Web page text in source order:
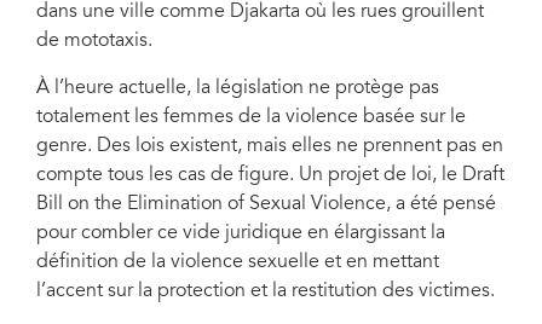
dans une ville comme Djakarta où les rues grouillent
de mototaxis.
À l’heure actuelle, la législation ne protège pas
totalement les femmes de la violence basée sur le
genre. Des lois existent, mais elles ne prennent pas en
compte tous les cas de figure. Un projet de loi, le Draft
Bill on the Elimination of Sexual Violence, a été pensé
pour combler ce vide juridique en élargissant la
définition de la violence sexuelle et en mettant
l’accent sur la protection et la restitution des victimes.